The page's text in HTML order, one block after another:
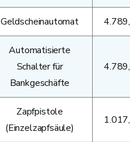
Geldscheinautomat
Automatisierte
Schalter für
Bankgeschäfte
Zapfpistole
(Einzelzapfsäule)